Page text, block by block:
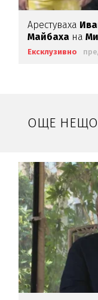
Арестуваха
Майбаха на
Ексклузивно
ОЩЕ НЕЩО